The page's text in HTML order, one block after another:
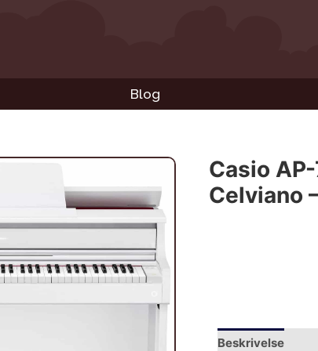
Blog
Casio
Celviano
Beskrivelse